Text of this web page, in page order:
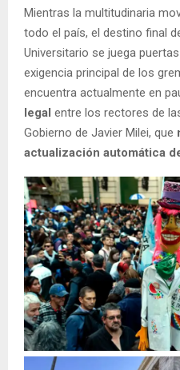
Mientras la multitudinaria
todo el país, el destino final
Universitario se juega
exigencia principal de los
encuentra actualmente en
legal entre los rectores de
Gobierno de Javier Milei, que
actualización automática